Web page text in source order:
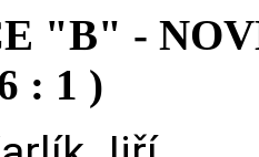
"B" -
: 1 )